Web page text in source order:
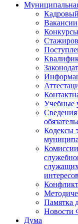
Вакансии
Конкурсы
Учебные
Сведения
Кодексы
Памятка
Новости
Дума